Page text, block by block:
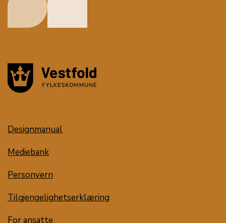
Designmanual
Mediebank
Personvern
Tilgjengelighetserklæring
For ansatte